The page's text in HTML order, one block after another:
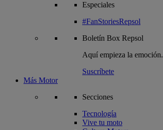
Especiales
#FanStoriesRepsol
Boletín Box Repsol
Aquí empieza la emoción.
Suscríbete
Más Motor
Secciones
Tecnología
Vive tu moto